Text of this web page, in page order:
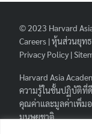
© 2023 Harvard
Careers |หุ้นส่วนยุท
Privacy Policy |
Harvard Asia
ความรู้ในชั้นปฏิบัติที่
คุณค่าและมูลค่าเพิ่มอ
มนุษยชาติ.